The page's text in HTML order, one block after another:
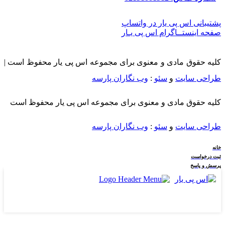
شهر شیراز – آباده – بوانات – خرم بید – نی ریز – استهبان – اقلید –
سروستان – خرامه – کوار – فسا – فیروزآباد – فراشبند –
قیروکارزین – کازرون – لارستان – خنج – گراش
شهر قزوین – تاکستان – آبیک – البرز
استان قم
شهر قم
استان کردستان
پشتیبانی اس پی یار در واتساپ
صفحه اینستــاگرام اس پی یـار
کلیه حقوق مادی و معنوی برای مجموعه اس پی یار محفوظ است |
طراحی سایت و سئو : وب نگاران پارسه
کلیه حقوق مادی و معنوی برای مجموعه اس پی یار محفوظ است
طراحی سایت و سئو : وب نگاران پارسه
خانه
ثبت درخواست
پرسش و پاسخ